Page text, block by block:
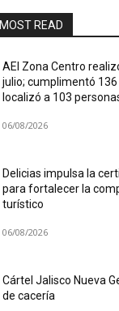
MOST READ
AEI Zona Centro
julio; cumplimentó
localizó a 103
06/08/2026
Delicias impulsa la
para fortalecer la
turístico
06/08/2026
Cártel Jalisco Nueva
de cacería